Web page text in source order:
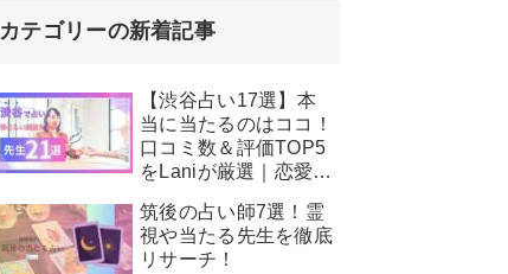
カテゴリーの新着記事
【渋谷占い17選】本
当に当たるのはココ！
口コミ数＆評価TOP5
をLaniが厳選｜恋愛・
こもぴ先生が徹底解
説！
筑後の占い師7選！霊
視や当たる先生を徹底
リサーチ！